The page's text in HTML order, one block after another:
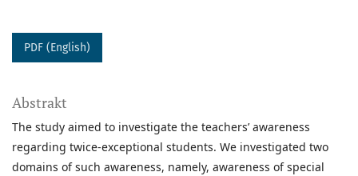
PDF (English)
Abstrakt
The study aimed to investigate the teachers’ awareness
regarding twice-exceptional students. We investigated two
domains of such awareness, namely, awareness of special